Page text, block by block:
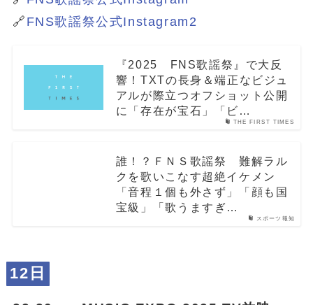
🔗 FNS歌謡祭公式Instagram2
THE FIRST TIMES
『2025 FNS歌謡祭』で大反
響！TXTの長身＆端正なビジュ
アルが際立つオフショット公開
に「存在が宝石」「ビ…
スポーツ報知
誰！？ＦＮＳ歌謡祭 難解ラル
クを歌いこなす超絶イケメン
「音程１個も外さず」「顔も国
宝級」「歌うますぎ…
12日